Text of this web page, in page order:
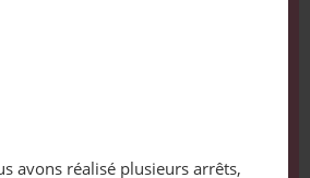
avons réalisé plusieurs arrêts,